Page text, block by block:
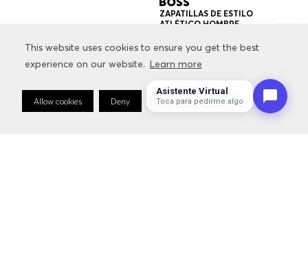
This website uses cookies to ensure you get the best
experience on our website. Learn more
Allow cookies Deny Cookie Preferences
This website uses cookies to ensure you get the best
experience on our website. Learn more
Allow cookies Deny Cookie Preferences
Asistente Virtual
Toca para pedirme algo